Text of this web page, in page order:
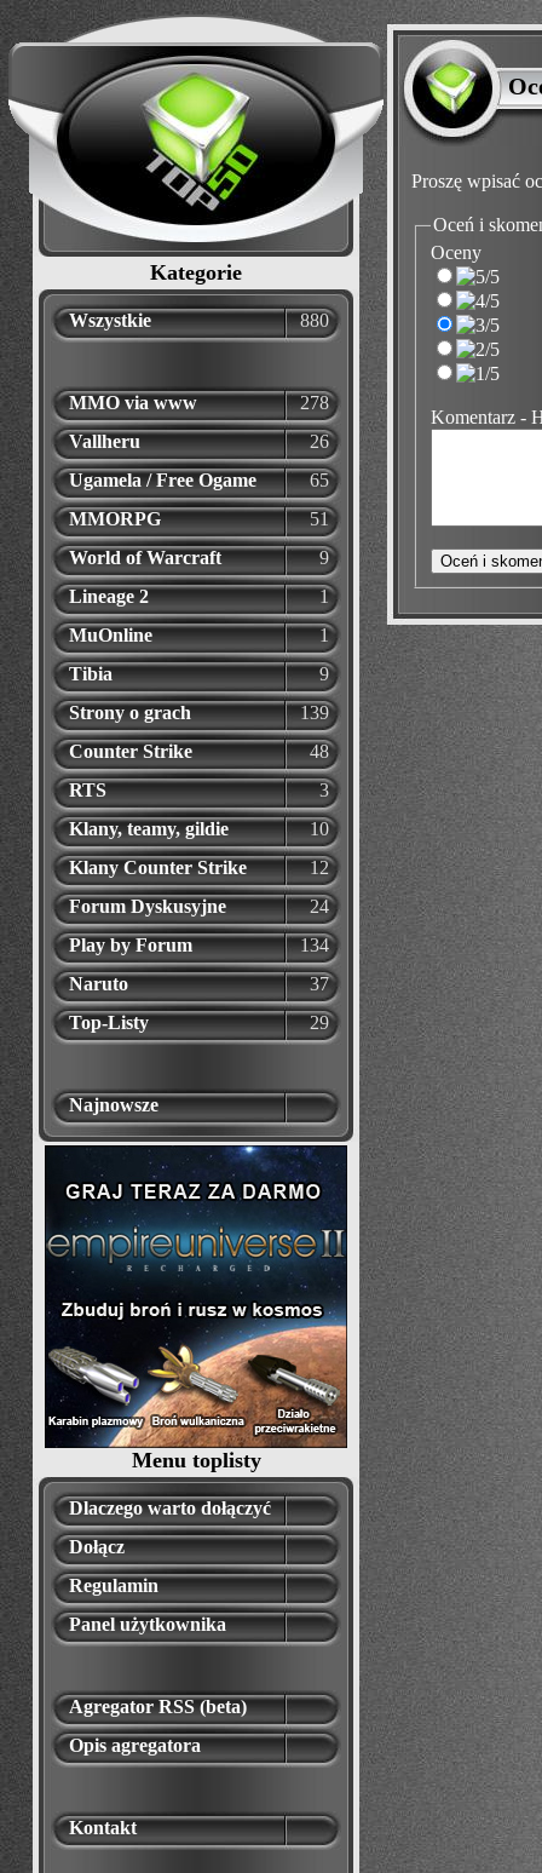
Kategorie
Wszystkie 880
MMO via www
278
Vallheru
26
Ugamela / Free Ogame
65
MMORPG
51
World of Warcraft
9
Lineage 2
1
MuOnline
1
Tibia
9
Strony o grach
139
Counter Strike
48
RTS
3
Klany, teamy, gildie
10
Klany Counter Strike
12
Forum Dyskusyjne
24
Play by Forum
134
Naruto
37
Top-Listy
29
Najnowsze
Menu toplisty
Dlaczego warto dołączyć
Dołącz
Regulamin
Panel użytkownika
Agregator RSS (beta)
Opis agregatora
Kontakt
Proszę wpisać
Oceń i
Oceny
Komentarz -